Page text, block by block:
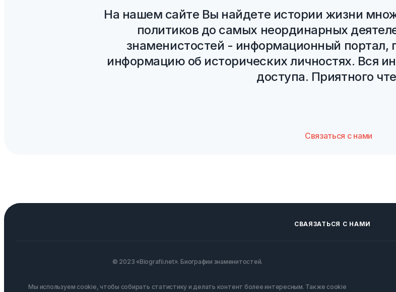
На нашем сайте Вы найдете истории жизни
политиков до самых неординарных
знаменистостей - информационный
информацию об исторических личностях. Вся
доступа. Приятного
Связаться с нами
СВАЯЗАТЬСЯ С НАМИ
© 2023 «Biografii.net». Биографии знаменитостей.
Мы используем cookie, чтобы собирать статистику и делать контент более интересным. Также cookie